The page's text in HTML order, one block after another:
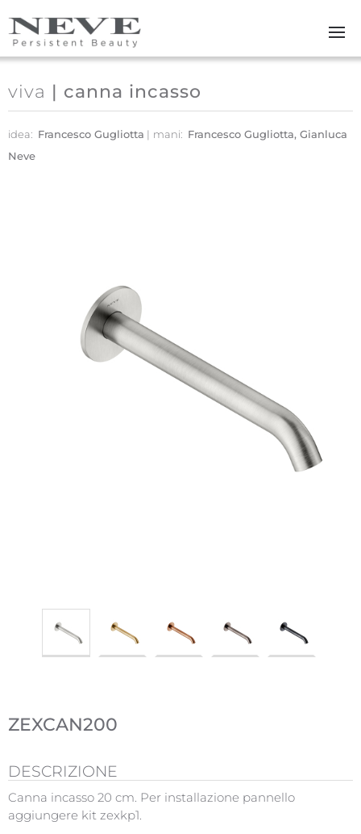
Skip to main content
viva | canna incasso
idea: Francesco Gugliotta mani: Francesco Gugliotta, Gianluca
Neve
ZEXCAN200
DESCRIZIONE
Canna incasso 20 cm. Per installazione pannello
aggiungere kit zexkp1.